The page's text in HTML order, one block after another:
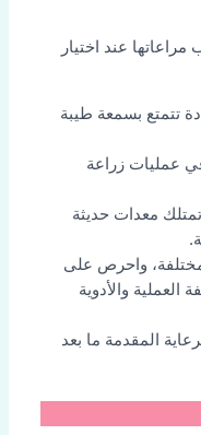
عند اختيار
تتمتع بسمعة طيبة
عمليات زراعة
معدات حديثة
واحرص على
والأدوية
المقدمة ما بعد